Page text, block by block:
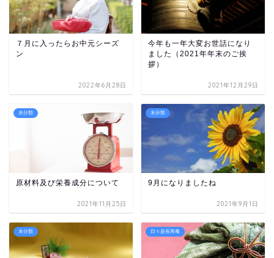
７月に入ったらお中元シーズ
ン
2022年6月28日
今年も一年大変お世話になり
ました（2021年年末のご挨
拶）
2021年12月29日
未分類
原材料及び栄養成分について
2021年11月25日
未分類
9月になりましたね
2021年9月1日
未分類 日々是長寿庵